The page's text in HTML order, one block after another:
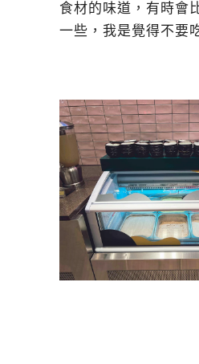
食材的味道，有時會
一些，我是覺得不要